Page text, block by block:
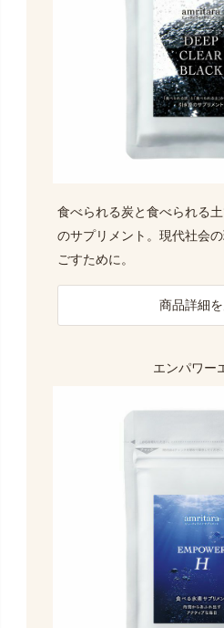
食べられる炭と食べられる土
のサプリメント。現代社会
ごすために。
商品詳細
エンパワー